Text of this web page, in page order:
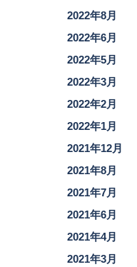
2022年8月
2022年6月
2022年5月
2022年3月
2022年2月
2022年1月
2021年12月
2021年8月
2021年7月
2021年6月
2021年4月
2021年3月